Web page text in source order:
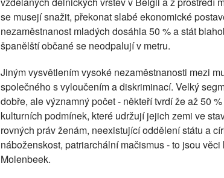
se musejí snažit, překonat slabé ekonomické
nezaměstnanost mladých dosáhla 50 % a stát
španělští občané se neodpalují v metru.
Jiným vysvětlením vysoké nezaměstnanosti mezi
společného s vyloučením a diskriminací. Velký
dobře, ale významný počet - někteří tvrdí že až 50
kulturních podmínek, které udržují jejich zemi ve
rovných práv ženám, neexistující oddělení státu a
náboženskost, patriarchální mačismus - to jsou
Molenbeek.